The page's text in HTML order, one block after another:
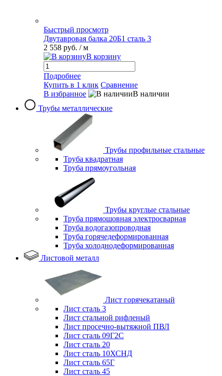
Быстрый просмотр
Двутавровая балка 20Б1 сталь 3
2 558 руб. / м
В корзину
Подробнее
Купить в 1 клик Сравнение
В избранное
В наличии
Трубы металлические
Трубы профильные стальные
Труба квадратная
Труба прямоугольная
Трубы круглые стальные
Труба прямошовная электросварная
Труба водогазопроводная
Труба горячедеформированная
Труба холоднодеформированная
Листовой металл
Лист горячекатаный
Лист сталь 3
Лист стальной рифленый
Лист просечно-вытяжной ПВЛ
Лист сталь 09Г2С
Лист сталь 20
Лист сталь 10ХСНД
Лист сталь 65Г
Лист сталь 45